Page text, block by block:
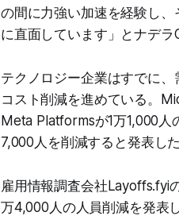
の間に力強い加速を経験し
に直面しています」とナデ
テクノロジー企業はすでに
コスト削減を進めている。
Meta Platformsが1万1,000人
7,000人を削減すると発表した
雇用情報調査会社Layoffs.fyi
万4,000人の人員削減を発表